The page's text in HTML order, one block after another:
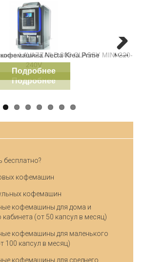
Necta Krea Prime
Подробнее
Next
бесплатно?
кофемашин
кофемашин
кофемашины для дома и
кабинета (от 50 капсул в месяц)
кофемашины для маленького
100 капсул в месяц)
кофемашины для среднего